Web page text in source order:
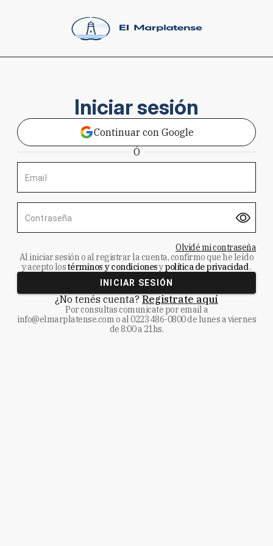
Iniciar sesión
Continuar con Google
Ó
Email
Contraseña
Olvidé mi contraseña
Al iniciar sesión o al registrar la cuenta, confirmo que he leído
y acepto lostérminos y condicionesypolítica de privacidad.
INICIAR SESIÓN
¿No tenés cuenta? Registrate aquí
Por consultas comunicate por email a
info@elmarplatense.como al0223 486-0800de lunes a viernes
de 8:00 a 21hs.